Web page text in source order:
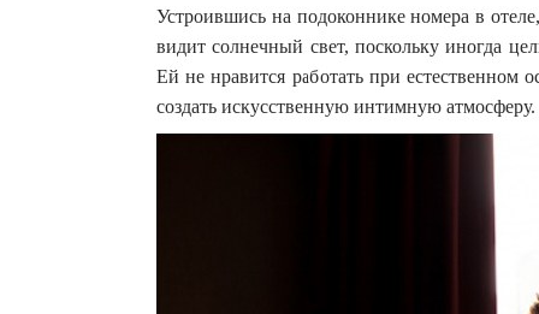
Устроившись на подоконнике номера в
видит солнечный свет, поскольку иногда
Ей не нравится работать при естественном
создать искусственную интимную атмосферу.